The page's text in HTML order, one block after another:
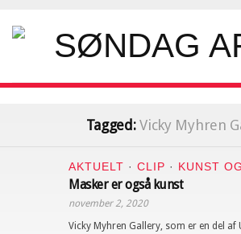
Tagged:Vicky Myhren
AKTUELT · CLIP · KUNST
Masker er også kunst
november 2, 2020
Vicky Myhren Gallery, som er en del af